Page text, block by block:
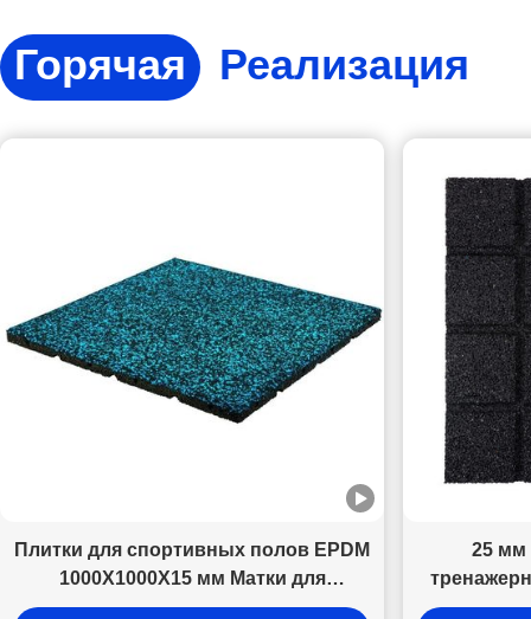
Горячая Реализация
Плитки для спортивных полов EPDM
1000X1000X15 мм Матки для
спортивных полов из резины
25 мм